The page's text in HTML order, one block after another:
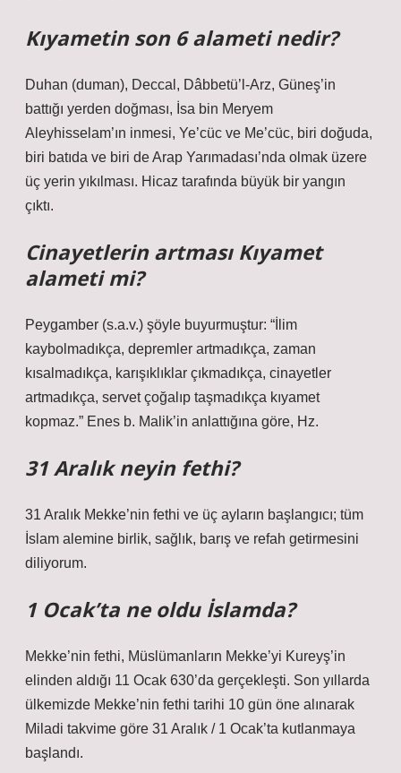
Kıyametin son 6 alameti nedir?
Duhan (duman), Deccal, Dâbbetü’l-Arz, Güneş’in
battığı yerden doğması, İsa bin Meryem
Aleyhisselam’ın inmesi, Ye’cüc ve Me’cüc, biri doğuda,
biri batıda ve biri de Arap Yarımadası’nda olmak üzere
üç yerin yıkılması. Hicaz tarafında büyük bir yangın
çıktı.
Cinayetlerin artması Kıyamet
alameti mi?
Peygamber (s.a.v.) şöyle buyurmuştur: “İlim
kaybolmadıkça, depremler artmadıkça, zaman
kısalmadıkça, karışıklıklar çıkmadıkça, cinayetler
artmadıkça, servet çoğalıp taşmadıkça kıyamet
kopmaz.” Enes b. Malik’in anlattığına göre, Hz.
31 Aralık neyin fethi?
31 Aralık Mekke’nin fethi ve üç ayların başlangıcı; tüm
İslam alemine birlik, sağlık, barış ve refah getirmesini
diliyorum.
1 Ocak’ta ne oldu İslamda?
Mekke’nin fethi, Müslümanların Mekke’yi Kureyş’in
elinden aldığı 11 Ocak 630’da gerçekleşti. Son yıllarda
ülkemizde Mekke’nin fethi tarihi 10 gün öne alınarak
Miladi takvime göre 31 Aralık / 1 Ocak’ta kutlanmaya
başlandı.